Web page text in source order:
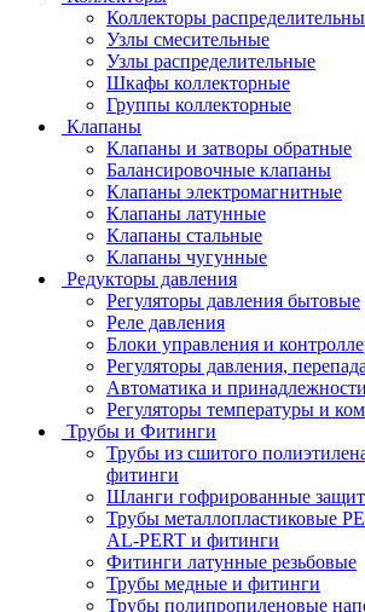
Коллекторы
Узлы смесительные
Узлы распределительные
Шкафы коллекторные
Группы коллекторные
Клапаны
Клапаны и затворы обратные
Балансировочные клапаны
Клапаны электромагнитные
Клапаны латунные
Клапаны стальные
Клапаны чугунные
Редукторы давления
Регуляторы давления бытовые
Реле давления
Блоки управления и
Регуляторы давления,
Автоматика и принадлежности
Регуляторы температуры и
Трубы и Фитинги
Трубы из сшитого
фитинги
Шланги гофрированные
Трубы металлопластиковые
AL-PERT и фитинги
Фитинги латунные резьбовые
Трубы медные и фитинги
Трубы полипропиленовые